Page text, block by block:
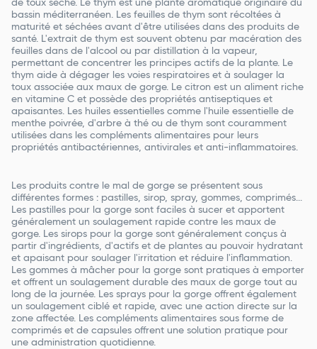
de toux sèche. Le thym est une plante aromatique originaire du
bassin méditerranéen. Les feuilles de thym sont récoltées à
maturité et séchées avant d'être utilisées dans des produits de
santé. L'extrait de thym est souvent obtenu par macération des
feuilles dans de l'alcool ou par distillation à la vapeur,
permettant de concentrer les principes actifs de la plante. Le
thym aide à dégager les voies respiratoires et à soulager la
toux associée aux maux de gorge. Le citron est un aliment riche
en vitamine C et possède des propriétés antiseptiques et
apaisantes. Les huiles essentielles comme l'huile essentielle de
menthe poivrée, d'arbre à thé ou de thym sont couramment
utilisées dans les compléments alimentaires pour leurs
propriétés antibactériennes, antivirales et anti-inflammatoires.
Les produits contre le mal de gorge se présentent sous
différentes formes : pastilles, sirop, spray, gommes, comprimés...
Les pastilles pour la gorge sont faciles à sucer et apportent
généralement un soulagement rapide contre les maux de
gorge. Les sirops pour la gorge sont généralement conçus à
partir d'ingrédients, d'actifs et de plantes au pouvoir hydratant
et apaisant pour soulager l'irritation et réduire l'inflammation.
Les gommes à mâcher pour la gorge sont pratiques à emporter
et offrent un soulagement durable des maux de gorge tout au
long de la journée. Les sprays pour la gorge offrent également
un soulagement ciblé et rapide, avec une action directe sur la
zone affectée. Les compléments alimentaires sous forme de
comprimés et de capsules offrent une solution pratique pour
une administration quotidienne.